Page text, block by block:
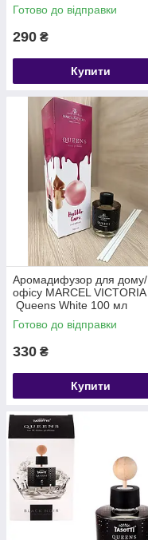
Готово до відправки
290 ₴
Купити
Аромадифузор для дому/
офісу MARCEL VICTORIA
Queens White 100 мл
"Bubble gum"
Готово до відправки
330 ₴
Купити